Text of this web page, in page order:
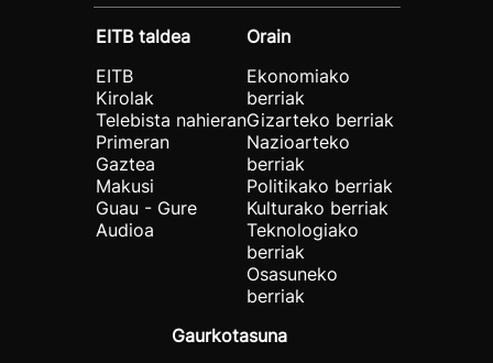
EITB taldea
EITB
Kirolak
Telebista nahieran
Primeran
Gaztea
Makusi
Guau - Gure
Audioa
Orain
Ekonomiako
berriak
Gizarteko berriak
Nazioarteko
berriak
Politikako berriak
Kulturako berriak
Teknologiako
berriak
Osasuneko
berriak
Gaurkotasuna